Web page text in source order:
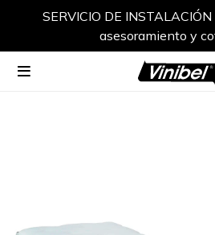
SERVICIO DE
asesoramiento y
